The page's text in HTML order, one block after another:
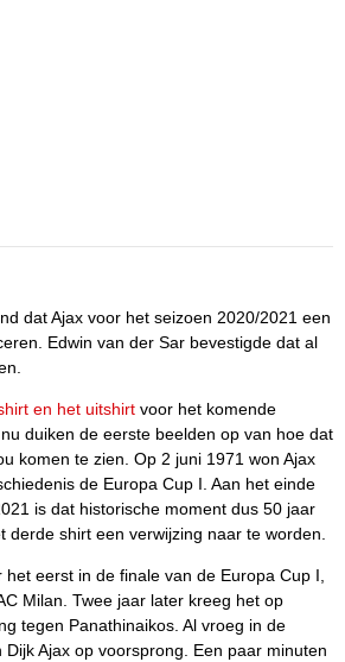
dat Ajax voor het seizoen 2020/2021 een
Edwin van der Sar bevestigde dat al
en het uitshirt voor het komende
duiken de eerste beelden op van hoe dat
komen te zien. Op 2 juni 1971 won Ajax
de Europa Cup I. Aan het einde
is dat historische moment dus 50 jaar
derde shirt een verwijzing naar te worden.
eerst in de finale van de Europa Cup I,
Milan. Twee jaar later kreeg het op
tegen Panathinaikos. Al vroeg in de
Ajax op voorsprong. Een paar minuten